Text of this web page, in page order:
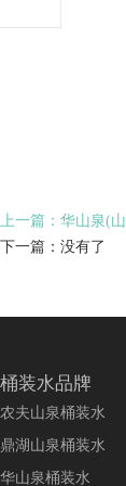
上一篇：华山泉(
下一篇：没有了
桶装水品牌
农夫山泉桶装水
鼎湖山泉桶装水
华山泉桶装水